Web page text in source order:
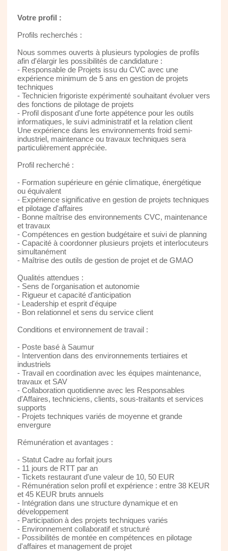
Votre profil :
Profils recherchés :
Nous sommes ouverts à plusieurs typologies de profils
afin d'élargir les possibilités de candidature :
- Responsable de Projets issu du CVC avec une
expérience minimum de 5 ans en gestion de projets
techniques
- Technicien frigoriste expérimenté souhaitant évoluer vers
des fonctions de pilotage de projets
- Profil disposant d'une forte appétence pour les outils
informatiques, le suivi administratif et la relation client
Une expérience dans les environnements froid semi-
industriel, maintenance ou travaux techniques sera
particulièrement appréciée.
Profil recherché :
- Formation supérieure en génie climatique, énergétique
ou équivalent
- Expérience significative en gestion de projets techniques
et pilotage d'affaires
- Bonne maîtrise des environnements CVC, maintenance
et travaux
- Compétences en gestion budgétaire et suivi de planning
- Capacité à coordonner plusieurs projets et interlocuteurs
simultanément
- Maîtrise des outils de gestion de projet et de GMAO
Qualités attendues :
- Sens de l'organisation et autonomie
- Rigueur et capacité d'anticipation
- Leadership et esprit d'équipe
- Bon relationnel et sens du service client
Conditions et environnement de travail :
- Poste basé à Saumur
- Intervention dans des environnements tertiaires et
industriels
- Travail en coordination avec les équipes maintenance,
travaux et SAV
- Collaboration quotidienne avec les Responsables
d'Affaires, techniciens, clients, sous-traitants et services
supports
- Projets techniques variés de moyenne et grande
envergure
Rémunération et avantages :
- Statut Cadre au forfait jours
- 11 jours de RTT par an
- Tickets restaurant d'une valeur de 10, 50 EUR
- Rémunération selon profil et expérience : entre 38 KEUR
et 45 KEUR bruts annuels
- Intégration dans une structure dynamique et en
développement
- Participation à des projets techniques variés
- Environnement collaboratif et structuré
- Possibilités de montée en compétences en pilotage
d'affaires et management de projet